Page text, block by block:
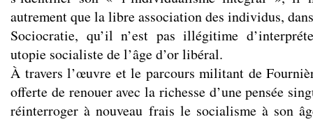
autrement que la libre association des individus,
Sociocratie, qu’il n’est pas illégitime
utopie socialiste de l’âge d’or libéral.
À travers l’œuvre et le parcours militant de
offerte de renouer avec la richesse d’une pensée
réinterroger à nouveau frais le socialisme à son